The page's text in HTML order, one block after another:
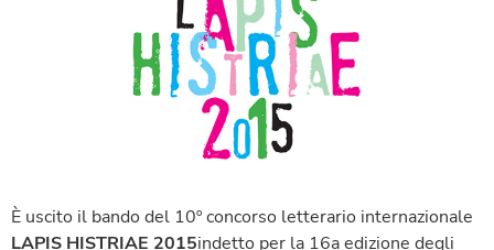
È uscito il bando del 10º concorso letterario internazionale
LAPIS HISTRIAE 2015indetto per la 16a edizione degli